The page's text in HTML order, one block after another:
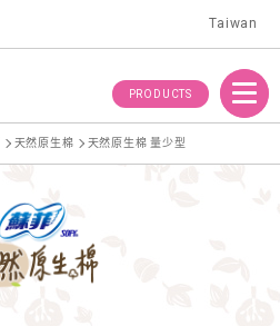
Taiwan
PRODUCTS
Menu
天然原生棉 天然原生棉 量少型